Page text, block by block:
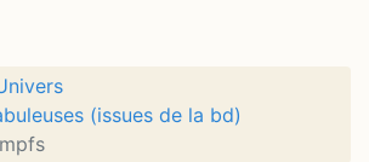
(issues de la bd)